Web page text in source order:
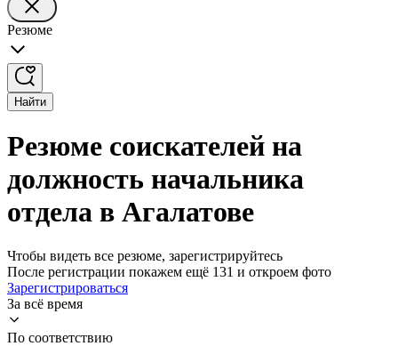
Резюме
Найти
Резюме соискателей на
должность начальника
отдела в Агалатове
Чтобы видеть все резюме, зарегистрируйтесь
После регистрации покажем ещё 131 и откроем фото
Зарегистрироваться
За всё время
По соответствию